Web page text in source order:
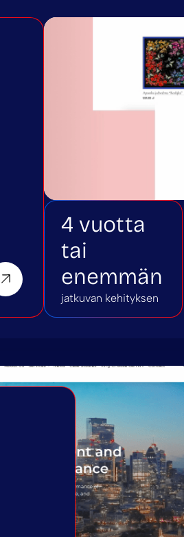
4 vuotta
tai
enemmän
jatkuvan kehityksen